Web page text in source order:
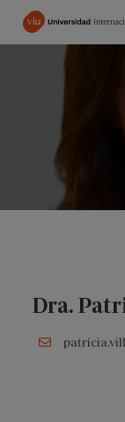
Pasar
contenido
Dra.